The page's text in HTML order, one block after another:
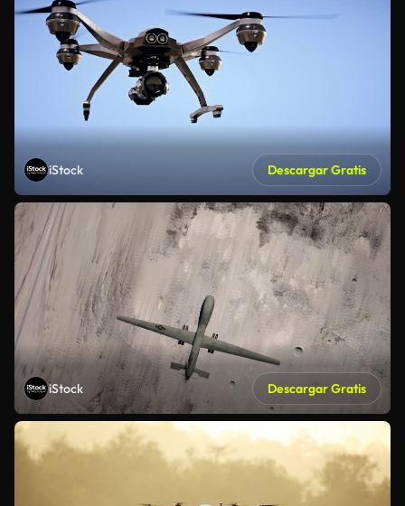
iStock Descargar Gratis
iStock Descargar Gratis